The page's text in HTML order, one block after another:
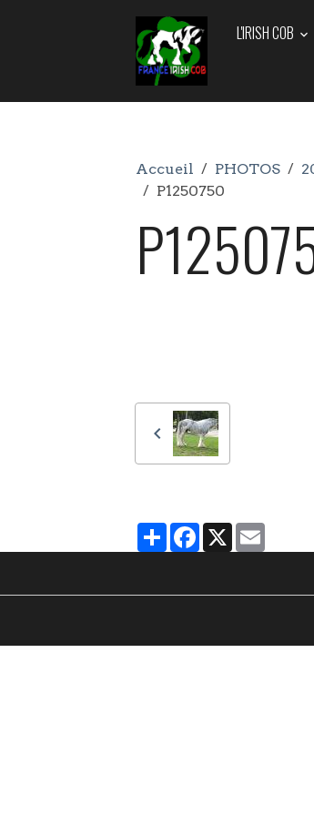
L'IRISH COB
Accueil PHOTOS
P1250750
PartagerFacebook
X